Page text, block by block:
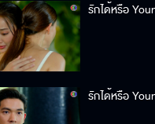
รักได้หรือ
รักได้หรือ